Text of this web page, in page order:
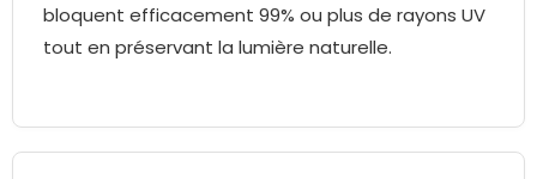
bloquent efficacement 99% ou plus de rayons UV
tout en préservant la lumière naturelle.